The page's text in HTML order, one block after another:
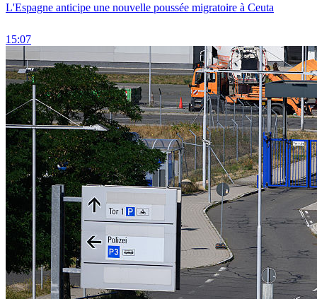
L'Espagne anticipe une nouvelle poussée migratoire à Ceuta
15:07